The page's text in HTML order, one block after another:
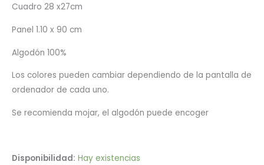
Cuadro 28 x27cm
Panel 1.10 x 90 cm
Algodón 100%
Los colores pueden cambiar dependiendo de la pantalla de
ordenador de cada uno.
Se recomienda mojar, el algodón puede encoger
Disponibilidad: Hay existencias